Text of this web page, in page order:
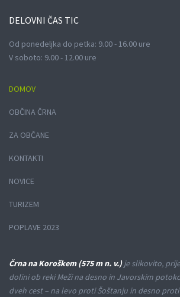
DELOVNI ČAS TIC
Od ponedeljka do petka: 9.00 - 16.00 ure
V soboto: 9.00 - 12.00 ure
DOMOV
OBČINA ČRNA
ZA OBČANE
KONTAKTI
NOVICE
TURIZEM
POPLAVE 2023
Črna na Koroškem (575 m n. v.)je slikovito,
dolini ob reki Meži na desno in Javorskim
dveh cest – na levo proti Šoštanju in desno